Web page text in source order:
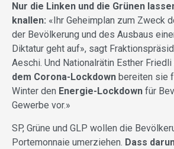
Nur die Linken und die Grünen
knallen: «Ihr Geheimplan zum Zweck
der Bevölkerung und des Ausbaus
Diktatur geht auf», sagt
Aeschi. Und Nationalrätin Esther Friedli
dem Corona-Lockdown bereiten sie
Winter den Energie-Lockdown für
Gewerbe vor.»
SP, Grüne und GLP wollen die
Portemonnaie umerziehen. Dass